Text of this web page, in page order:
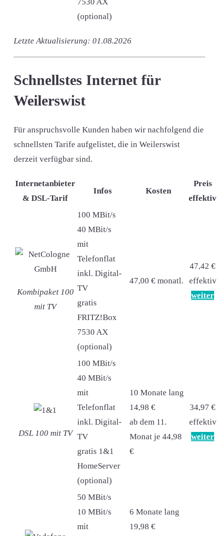
(optional)
Letzte Aktualisierung: 01.08.2026
Schnellstes Internet für
Weilerswist
Für anspruchsvolle Kunden haben wir nachfolgend die
schnellsten Tarife aufgelistet, die in Weilerswist
derzeit verfügbar sind.
Internetanbieter
& DSL-Tarif
Infos Kosten
Preis
effektiv
Kombipaket 100
mit TV
100 MBit/s
40 MBit/s
mit
Telefonflat
inkl. Digital-
TV
gratis
FRITZ!Box
7530 AX
(optional)
47,00 € monatl.
47,42 €
effektiv
weiter
DSL 100 mit TV
100 MBit/s
40 MBit/s
mit
Telefonflat
inkl. Digital-
TV
gratis 1&1
HomeServer
(optional)
10 Monate lang
14,98 €
ab dem 11.
Monat je 44,98
€
34,97 €
effektiv
weiter
50 MBit/s
10 MBit/s
mit
6 Monate lang
19,98 €